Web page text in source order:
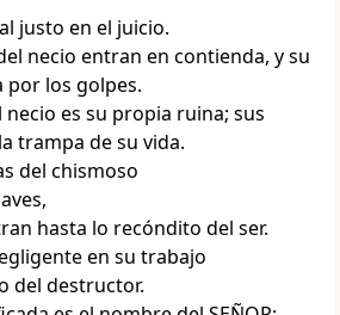
justo en el juicio.
necio entran en contienda, y su
por los golpes.
necio es su propia ruina; sus
trampa de su vida.
del chismoso
hasta lo recóndito del ser.
en su trabajo
del destructor.